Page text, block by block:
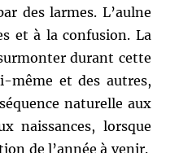
des larmes. L’aulne
et à la confusion. La
durant cette
même et des autres,
naturelle aux
naissances, lorsque
de l’année à venir.